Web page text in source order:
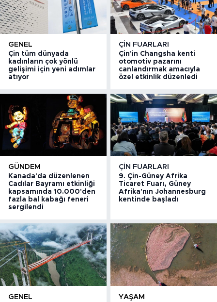
GENEL
Çin tüm dünyada
kadınların çok yönlü
gelişimi için yeni adımlar
atıyor
ÇIN FUARLARI
Çin'in Changsha kenti
otomotiv pazarını
canlandırmak amacıyla
özel etkinlik düzenledi
GÜNDEM
Kanada'da düzenlenen
Cadılar Bayramı etkinliği
kapsamında 10.000'den
fazla bal kabağı feneri
sergilendi
ÇIN FUARLARI
9. Çin-Güney Afrika
Ticaret Fuarı, Güney
Afrika'nın Johannesburg
kentinde başladı
GENEL YAŞAM